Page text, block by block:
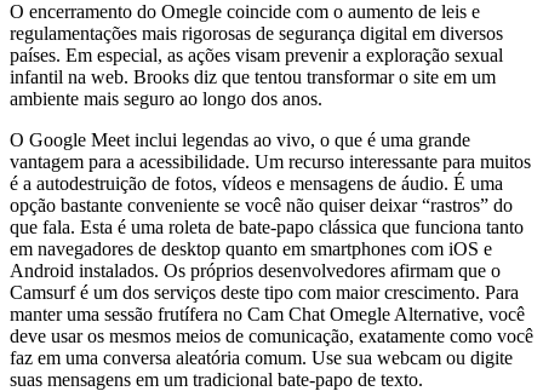
O encerramento do Omegle coincide com o aumento de leis e
regulamentações mais rigorosas de segurança digital em diversos
países. Em especial, as ações visam prevenir a exploração sexual
infantil na web. Brooks diz que tentou transformar o site em um
ambiente mais seguro ao longo dos anos.
O Google Meet inclui legendas ao vivo, o que é uma grande
vantagem para a acessibilidade. Um recurso interessante para muitos
é a autodestruição de fotos, vídeos e mensagens de áudio. É uma
opção bastante conveniente se você não quiser deixar “rastros” do
que fala. Esta é uma roleta de bate-papo clássica que funciona tanto
em navegadores de desktop quanto em smartphones com iOS e
Android instalados. Os próprios desenvolvedores afirmam que o
Camsurf é um dos serviços deste tipo com maior crescimento. Para
manter uma sessão frutífera no Cam Chat Omegle Alternative, você
deve usar os mesmos meios de comunicação, exatamente como você
faz em uma conversa aleatória comum. Use sua webcam ou digite
suas mensagens em um tradicional bate-papo de texto.